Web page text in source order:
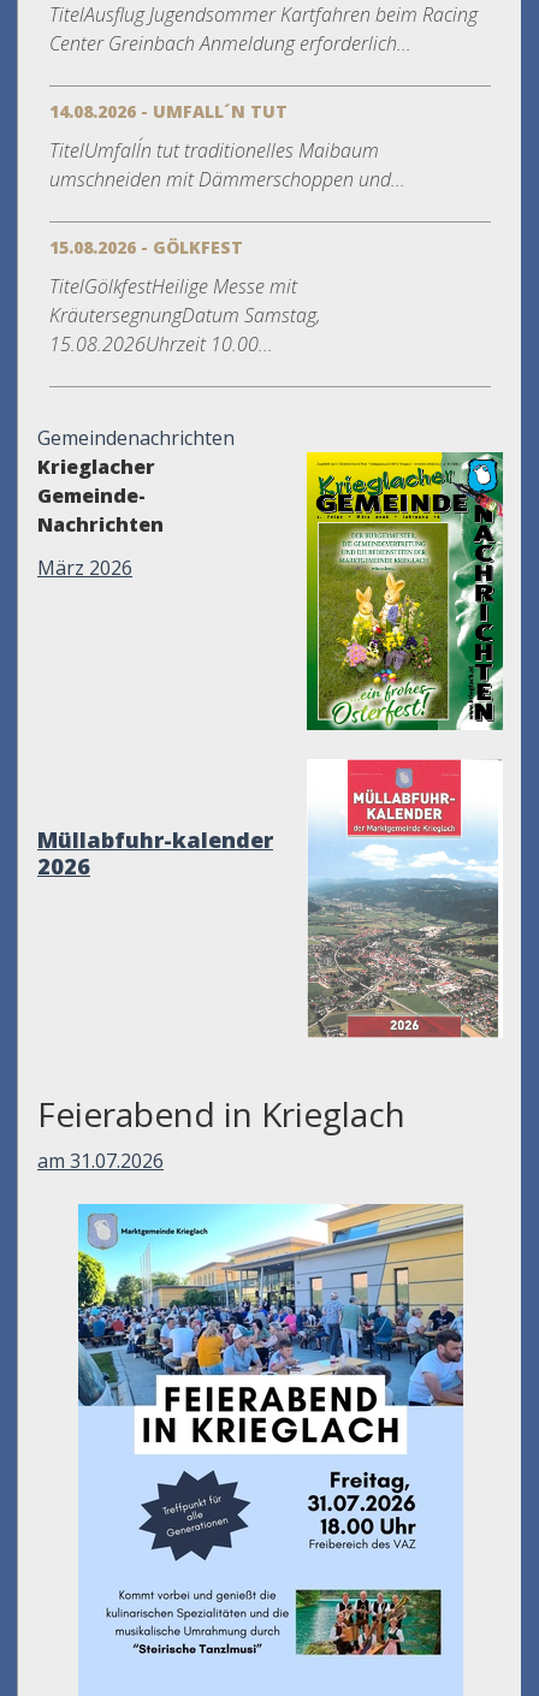
TitelAusflug Jugendsommer Kartfahren beim Racing
Center Greinbach Anmeldung erforderlich...
14.08.2026 - UMFALL´N TUT
TitelUmfall´n tut traditionelles Maibaum
umschneiden mit Dämmerschoppen und...
15.08.2026 - GÖLKFEST
TitelGölkfestHeilige Messe mit
KräutersegnungDatum Samstag,
15.08.2026Uhrzeit 10.00...
Gemeindenachrichten
Krieglacher
Gemeinde-
Nachrichten
März 2026
Müllabfuhr-kalender
2026
Feierabend in Krieglach
am 31.07.2026